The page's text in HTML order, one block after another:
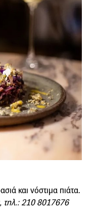
και νόστιμα πιάτα.
τηλ.: 210 8017676